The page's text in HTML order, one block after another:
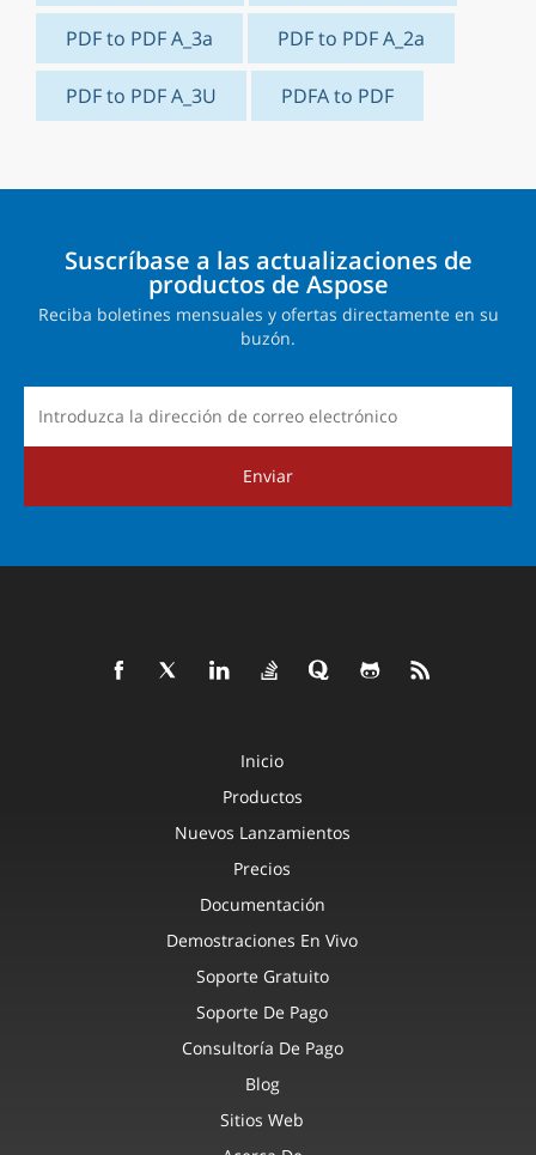
PDF to PDF A_3a PDF to PDF A_2a
PDF to PDF A_3U PDFA to PDF
Suscríbase a las actualizaciones de
productos de Aspose
Reciba boletines mensuales y ofertas directamente en su
buzón.
Enviar
Inicio
Productos
Nuevos Lanzamientos
Precios
Documentación
Demostraciones En Vivo
Soporte Gratuito
Soporte De Pago
Consultoría De Pago
Blog
Sitios Web